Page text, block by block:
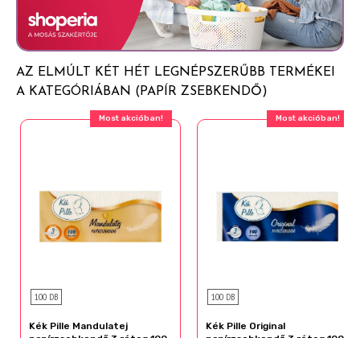
AZ ELMÚLT KÉT HÉT LEGNÉPSZERŰBB TERMÉKEI
A KATEGÓRIÁBAN (PAPÍR ZSEBKENDŐ)
Most akcióban!
100 DB
Kék Pille Mandulatej
Most akcióban!
100 DB
Kék Pille Original